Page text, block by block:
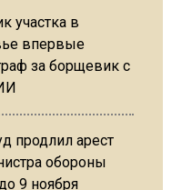
участка в
впервые
за борщевик с